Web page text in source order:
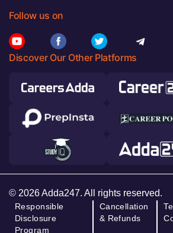
Follow us on
Discover Our Other Platforms
© 2026 Adda247. All rights reserved.
Responsible
Disclosure
Program
Cancellation
& Refunds